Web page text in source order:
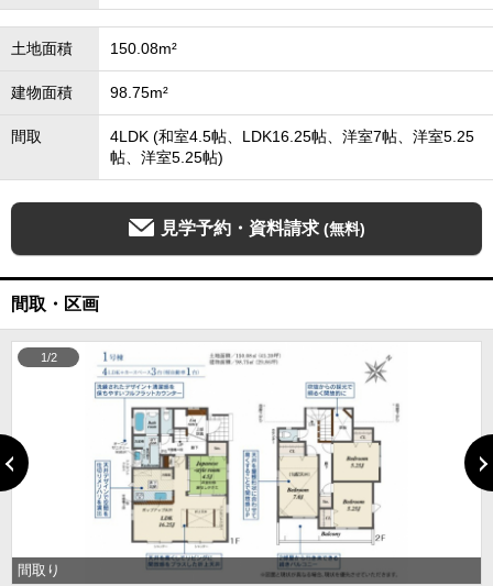
土地面積 150.08m²
建物面積 98.75m²
間取
4LDK (和室4.5帖、LDK16.25帖、洋室7帖、洋室5.25
帖、洋室5.25帖)
見学予約・資料請求 (無料)
間取・区画
間取り
1/2